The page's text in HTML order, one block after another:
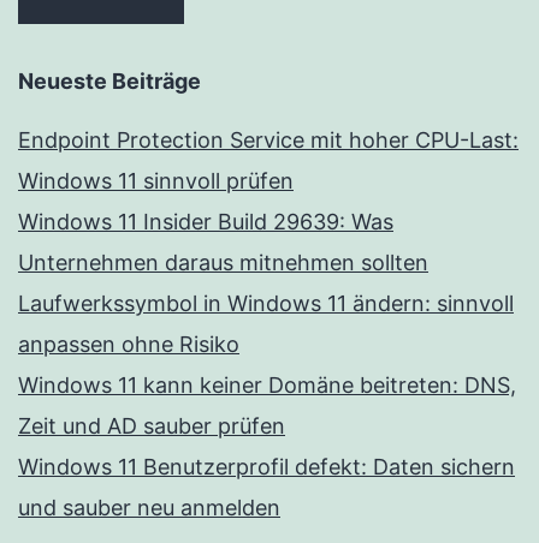
Neueste Beiträge
Endpoint Protection Service mit hoher CPU-Last:
Windows 11 sinnvoll prüfen
Windows 11 Insider Build 29639: Was
Unternehmen daraus mitnehmen sollten
Laufwerkssymbol in Windows 11 ändern: sinnvoll
anpassen ohne Risiko
Windows 11 kann keiner Domäne beitreten: DNS,
Zeit und AD sauber prüfen
Windows 11 Benutzerprofil defekt: Daten sichern
und sauber neu anmelden